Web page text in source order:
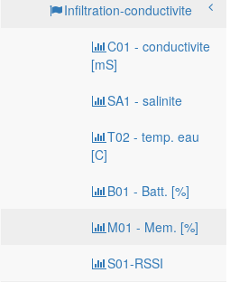
Infiltration-conductivite
C01 - conductivite
[mS]
SA1 - salinite
T02 - temp. eau
[C]
B01 - Batt. [%]
M01 - Mem. [%]
S01-RSSI